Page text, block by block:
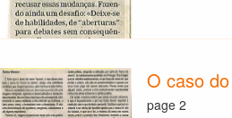
O caso
page 2